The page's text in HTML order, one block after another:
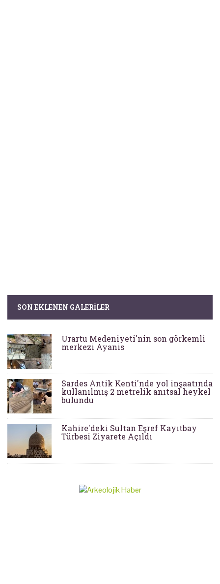
SON EKLENEN GALERILER
Urartu Medeniyeti'nin son görkemli
merkezi Ayanis
Sardes Antik Kenti'nde yol inşaatında
kullanılmış 2 metrelik anıtsal heykel
bulundu
Kahire'deki Sultan Eşref Kayıtbay
Türbesi Ziyarete Açıldı